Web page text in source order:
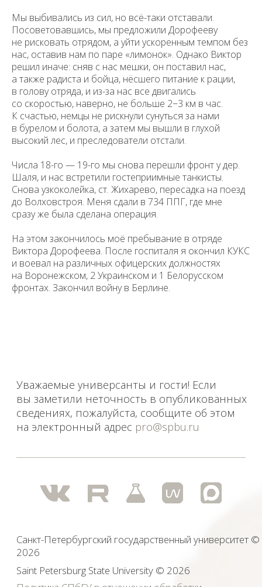
Мы выбивались из сил, но всё-таки отставали.
Посоветовавшись, мы предложили Дорофееву
не рисковать отрядом, а уйти ускоренным темпом без
нас, оставив нам по паре «лимонок». Однако Виктор
решил иначе: сняв с нас мешки, он поставил нас,
а также радиста и бойца, нёсшего питание к рации,
в голову отряда, и из-за нас все двигались
со скоростью, наверно, не больше 2−3 км в час.
К счастью, немцы не рискнули сунуться за нами
в бурелом и болота, а затем мы вышли в глухой
высокий лес, и преследователи отстали.
Числа 18-го — 19-го мы снова перешли фронт у дер.
Шаля, и нас встретили гостеприимные танкисты.
Снова узкоколейка, ст. Жихарево, пересадка на поезд
до Волховстроя. Меня сдали в 734 ППГ, где мне
сразу же была сделана операция.
На этом закончилось моё пребывание в отряде
Виктора Дорофеева. После госпиталя я окончил КУКС
и воевал на различных офицерских должностях
на Воронежском, 2 Украинском и 1 Белорусском
фронтах. Закончил войну в Берлине.